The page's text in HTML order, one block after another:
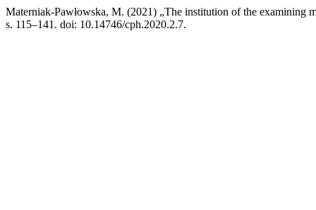
Materniak-Pawłowska, M. (2021) „The institution of the examining
s. 115–141. doi: 10.14746/cph.2020.2.7.